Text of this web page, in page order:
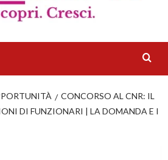
CONCORSO AL CNR: IL
DI FUNZIONARI | LA DOMANDA E I